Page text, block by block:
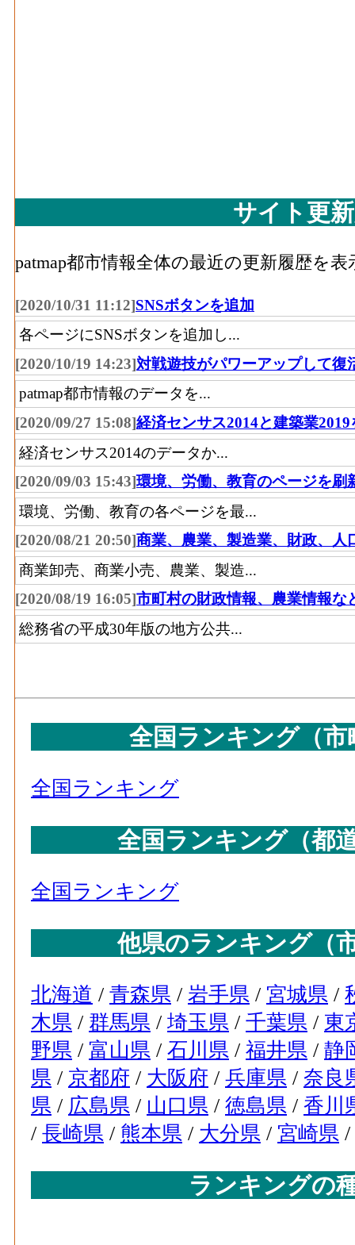
サイト更
patmap都市情報全体の最近の更新履歴を表
[2020/10/31 11:12]SNSボタンを追加
各ページにSNSボタンを追加し...
[2020/10/19 14:23]対戦遊技がパワーアップして復
patmap都市情報のデータを...
[2020/09/27 15:08]経済センサス2014と建築業2019
経済センサス2014のデータか...
[2020/09/03 15:43]環境、労働、教育のページを刷
環境、労働、教育の各ページを最...
[2020/08/21 20:50]商業、農業、製造業、財政、人
商業卸売、商業小売、農業、製造...
[2020/08/19 16:05]市町村の財政情報、農業情報な
総務省の平成30年版の地方公共...
全国ランキング（
全国ランキング
全国ランキング（都
全国ランキング
他県のランキング（
北海道 / 青森県 / 岩手県 / 宮城県 /
木県 / 群馬県 / 埼玉県 / 千葉県 / 東
野県 / 富山県 / 石川県 / 福井県 / 静
県 / 京都府 / 大阪府 / 兵庫県 / 奈良
県 / 広島県 / 山口県 / 徳島県 / 香川
/ 長崎県 / 熊本県 / 大分県 / 宮崎県 /
ランキングの